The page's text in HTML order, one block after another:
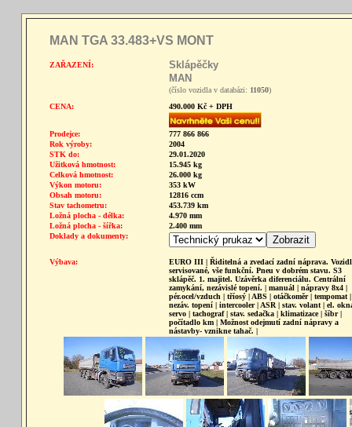
MAN TGA 33.483+VS MONT
ZAŘAZENÍ:
Sklápěčky
MAN
(číslo vozidla v databázi: 11050)
CENA:
490.000 Kč + DPH
Prodejce:
777 866 866
Rok výroby:
2004
STK do:
29.01.2020
Užitková hmotnost:
15.945 kg
Celková hmotnost:
26.000 kg
Výkon motoru:
353 kW
Obsah motoru:
12816 ccm
Stav tachometru:
453.739 km
Ložná plocha - délka:
4.970 mm
Ložná plocha - šířka:
2.400 mm
Doklady a dokumenty:
Výbava:
EURO III | Řiditelná a zvedací zadní náprava.
servisované, vše funkční. Pneu v dobrém stavu. S3
sklápěč. 1. majitel. Uzávěrka diferenciálu. Centrální
zamykání, nezávislé topení. | manuál | nápravy 8x4 |
pér.ocel/vzduch | tříosý | ABS | otáčkoměr | tempomat |
nezáv. topení | intercooler | ASR | stav. volant | el.
servo | tachograf | stav. sedačka | klimatizace | šíbr |
počítadlo km | Možnost odejmutí zadní nápravy a
nástavby- vznikne tahač. |